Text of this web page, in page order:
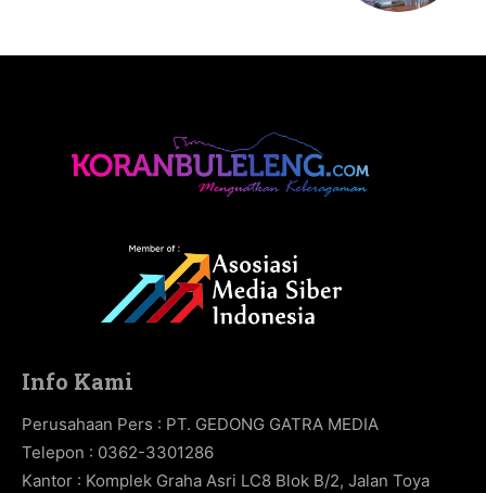
Info Kami
Perusahaan Pers : PT. GEDONG GATRA MEDIA
Telepon : 0362-3301286
Kantor : Komplek Graha Asri LC8 Blok B/2, Jalan Toya